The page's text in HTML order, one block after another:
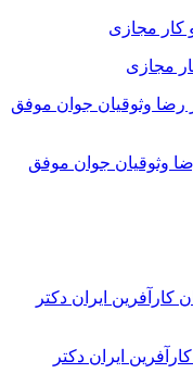
مجازی
وثوقیان جوان موفق
ایران دکتر